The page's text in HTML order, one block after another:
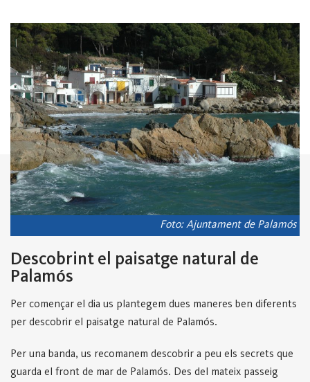
Foto: Ajuntament de Palamós
Descobrint el paisatge natural de
Palamós
Per començar el dia us plantegem dues maneres ben diferents
per descobrir el paisatge natural de Palamós.
Per una banda, us recomanem descobrir a peu els secrets que
guarda el front de mar de Palamós. Des del mateix passeig